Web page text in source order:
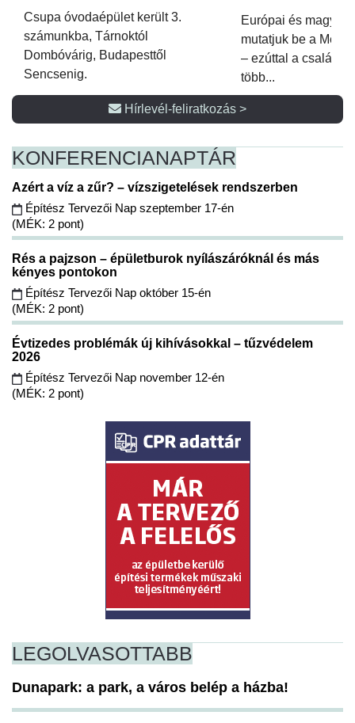
Csupa óvodaépület került 3.
számunkba, Tárnoktól
Dombóvárig, Budapesttől
Sencsenig.
Európai és magyar
mutatjuk be a
– ezúttal a családi
több...
Hírlevél-feliratkozás >
KONFERENCIANAPTÁR
Azért a víz a zűr? – vízszigetelések rendszerben
Építész Tervezői Nap szeptember 17-én
(MÉK: 2 pont)
Rés a pajzson – épületburok nyílászáróknál és más
kényes pontokon
Építész Tervezői Nap október 15-én
(MÉK: 2 pont)
Évtizedes problémák új kihívásokkal – tűzvédelem
2026
Építész Tervezői Nap november 12-én
(MÉK: 2 pont)
LEGOLVASOTTABB
Dunapark: a park, a város belép a házba!